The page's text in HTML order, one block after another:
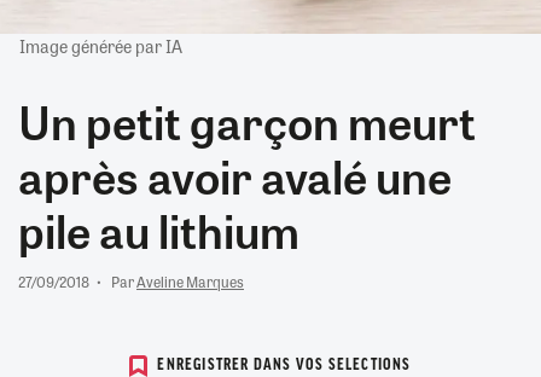
Image générée par IA
Un petit garçon meurt
après avoir avalé une
pile au lithium
27/09/2018 ParAveline Marques
ENREGISTRER DANS VOS SELECTIONS